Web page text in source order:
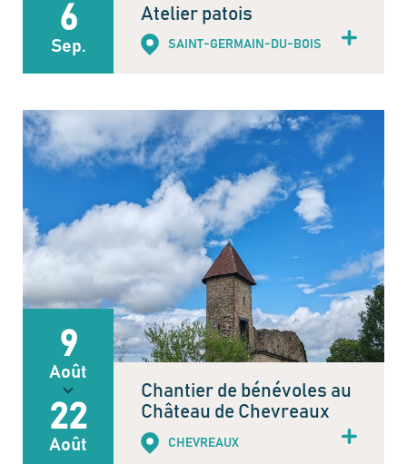
6
Sep.
Atelier patois
SAINT-GERMAIN-DU-BOIS
9
Août
22
Août
Chantier de bénévoles au
Château de Chevreaux
CHEVREAUX